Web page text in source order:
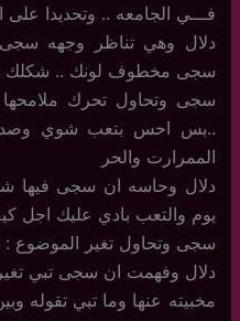
فـــي الجامعه .. وتحديدا
دلال وهي تناظر وجهه سجى
سجى مخطوف لونك .. شكلك
سجى وتحاول تحرك
..بس احس بتعب شوي
الممرارت والحر
دلال وحاسه ان سجى فيها
يوم والتعب بادي عليك اجل
سجى وتحاول تغير الموضوع :
دلال وفهمت ان سجى تبي
مخبيته عنها وما تبي تقوله